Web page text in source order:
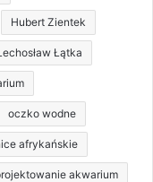
Hubert Zientek
Łątka
oczko wodne
afrykańskie
akwarium